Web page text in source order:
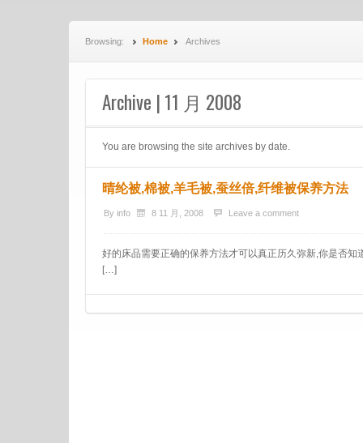
Browsing: Home Archives
Archive | 11 月 2008
You are browsing the site archives by date.
晴纶被,棉被,羊毛被,蚕丝倍,纤维被保养方法
By info 8 11 月, 2008 Leave a comment
好的床品需要正确的保养方法才可以真正历久弥新,你是否
[…]